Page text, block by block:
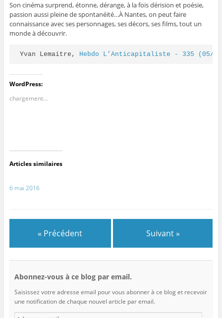
Son cinéma surprend, étonne, dérange, à la fois dérision et poésie,
passion aussi pleine de spontanéité…À Nantes, on peut faire
connaissance avec ses personnages, ses décors, ses films, tout un
monde à découvrir.
Yvan Lemaitre, Hebdo L’Anticapitaliste - 335 (05/
WordPress:
chargement…
Articles similaires
6 mai 2016
« Précédent Suivant »
Abonnez-vous à ce blog par email.
Saisissez votre adresse email pour vous abonner à ce blog et recevoir
une notification de chaque nouvel article par email.